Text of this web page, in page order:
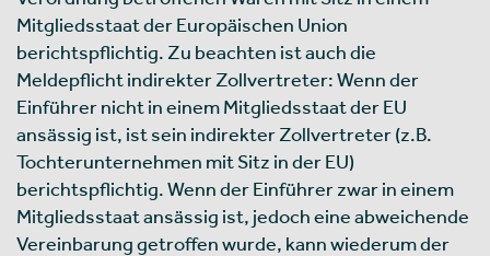
Mitgliedsstaat der Europäischen Union
berichtspflichtig. Zu beachten ist auch die
Meldepflicht indirekter Zollvertreter: Wenn der
Einführer nicht in einem Mitgliedsstaat der EU
ansässig ist, ist sein indirekter Zollvertreter (z.B.
Tochterunternehmen mit Sitz in der EU)
berichtspflichtig. Wenn der Einführer zwar in einem
Mitgliedsstaat ansässig ist, jedoch eine abweichende
Vereinbarung getroffen wurde, kann wiederum der